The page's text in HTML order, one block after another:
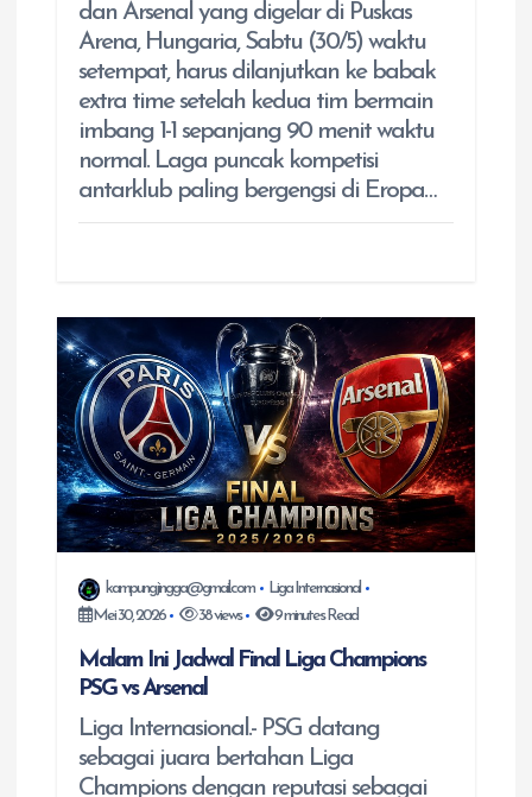
dan Arsenal yang digelar di Puskas
Arena, Hungaria, Sabtu (30/5) waktu
setempat, harus dilanjutkan ke babak
extra time setelah kedua tim bermain
imbang 1-1 sepanjang 90 menit waktu
normal. Laga puncak kompetisi
antarklub paling bergengsi di Eropa…
kampungjingga@gmail.com
Liga Internasional
Mei 30, 2026
38 views 9 minutes Read
Malam Ini Jadwal Final Liga Champions
PSG vs Arsenal
Liga Internasional.- PSG datang
sebagai juara bertahan Liga
Champions dengan reputasi sebagai